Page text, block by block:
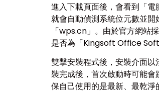
進入下載頁面後，會看到「
就會自動偵測系統位元數並
「wps.cn」。由於官方網站
是否為「Kingsoft Office
雙擊安裝程式後，安裝介面
裝完成後，首次啟動時可能
保自己使用的是最新、最乾淨